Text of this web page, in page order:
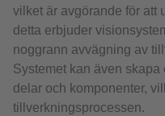
vilket är avgörande för att
detta erbjuder
noggrann avvägning av
Systemet kan även
delar och komponenter,
tillverkningsprocessen.